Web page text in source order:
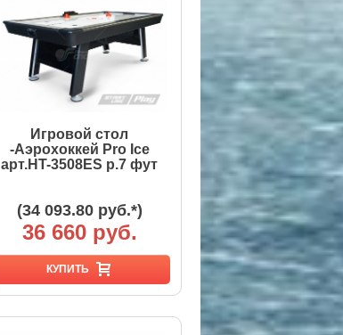
Игровой стол
-Аэрохоккей Pro Ice
арт.HT-3508ES р.7 фут
(34 093.80 руб.*)
36 660 руб.
КУПИТЬ